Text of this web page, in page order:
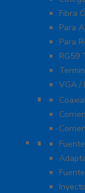
Fibra
Para
Para
RG59
VGA /
Energía